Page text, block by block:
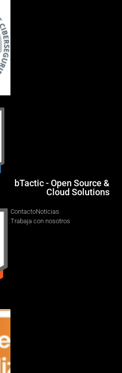
bTactic - Open Source &
Cloud Solutions
ContactoNoticias
Trabaja con nosotros